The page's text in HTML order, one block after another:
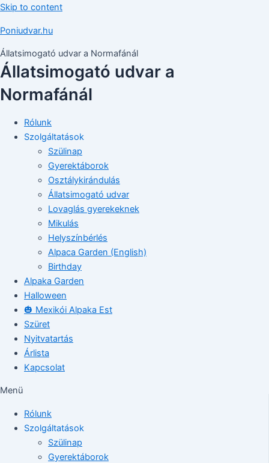
Skip to content
Poniudvar.hu
Állatsimogató udvar a Normafánál
Állatsimogató udvar a
Normafánál
Rólunk
Szolgáltatások
Szülinap
Gyerektáborok
Osztálykirándulás
Állatsimogató udvar
Lovaglás gyerekeknek
Mikulás
Helyszínbérlés
Alpaca Garden (English)
Birthday
Alpaka Garden
Halloween
🎃 Mexikói Alpaka Est
Szüret
Nyitvatartás
Árlista
Kapcsolat
Menü
Rólunk
Szolgáltatások
Szülinap
Gyerektáborok